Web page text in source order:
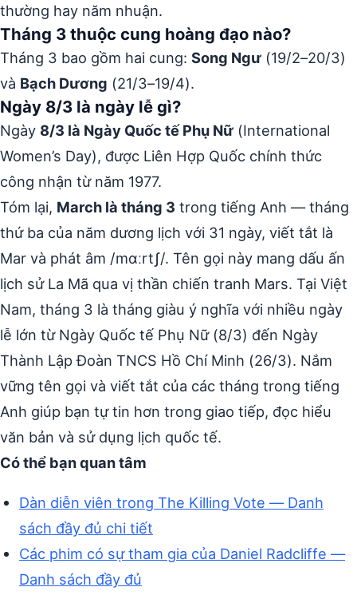
thường hay năm nhuận.
Tháng 3 thuộc cung hoàng đạo nào?
Tháng 3 bao gồm hai cung: Song Ngư (19/2–20/3)
và Bạch Dương (21/3–19/4).
Ngày 8/3 là ngày lễ gì?
Ngày 8/3 là Ngày Quốc tế Phụ Nữ (International
Women’s Day), được Liên Hợp Quốc chính thức
công nhận từ năm 1977.
Tóm lại, March là tháng 3 trong tiếng Anh — tháng
thứ ba của năm dương lịch với 31 ngày, viết tắt là
Mar và phát âm /mɑːrtʃ/. Tên gọi này mang dấu ấn
lịch sử La Mã qua vị thần chiến tranh Mars. Tại Việt
Nam, tháng 3 là tháng giàu ý nghĩa với nhiều ngày
lễ lớn từ Ngày Quốc tế Phụ Nữ (8/3) đến Ngày
Thành Lập Đoàn TNCS Hồ Chí Minh (26/3). Nắm
vững tên gọi và viết tắt của các tháng trong tiếng
Anh giúp bạn tự tin hơn trong giao tiếp, đọc hiểu
văn bản và sử dụng lịch quốc tế.
Có thể bạn quan tâm
Dàn diễn viên trong The Killing Vote — Danh
sách đầy đủ chi tiết
Các phim có sự tham gia của Daniel Radcliffe —
Danh sách đầy đủ